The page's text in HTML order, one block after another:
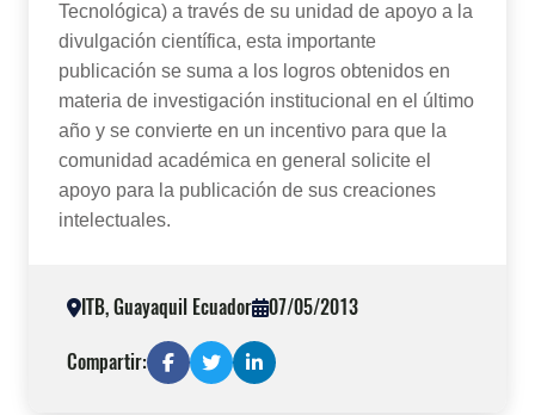
Tecnológica) a través de su unidad de apoyo a la
divulgación científica, esta importante
publicación se suma a los logros obtenidos en
materia de investigación institucional en el último
año y se convierte en un incentivo para que la
comunidad académica en general solicite el
apoyo para la publicación de sus creaciones
intelectuales.
ITB, Guayaquil Ecuador 07/05/2013
Compartir: